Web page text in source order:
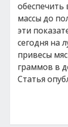
массы до
эти
сегодня на
привесы
граммов в
Статья